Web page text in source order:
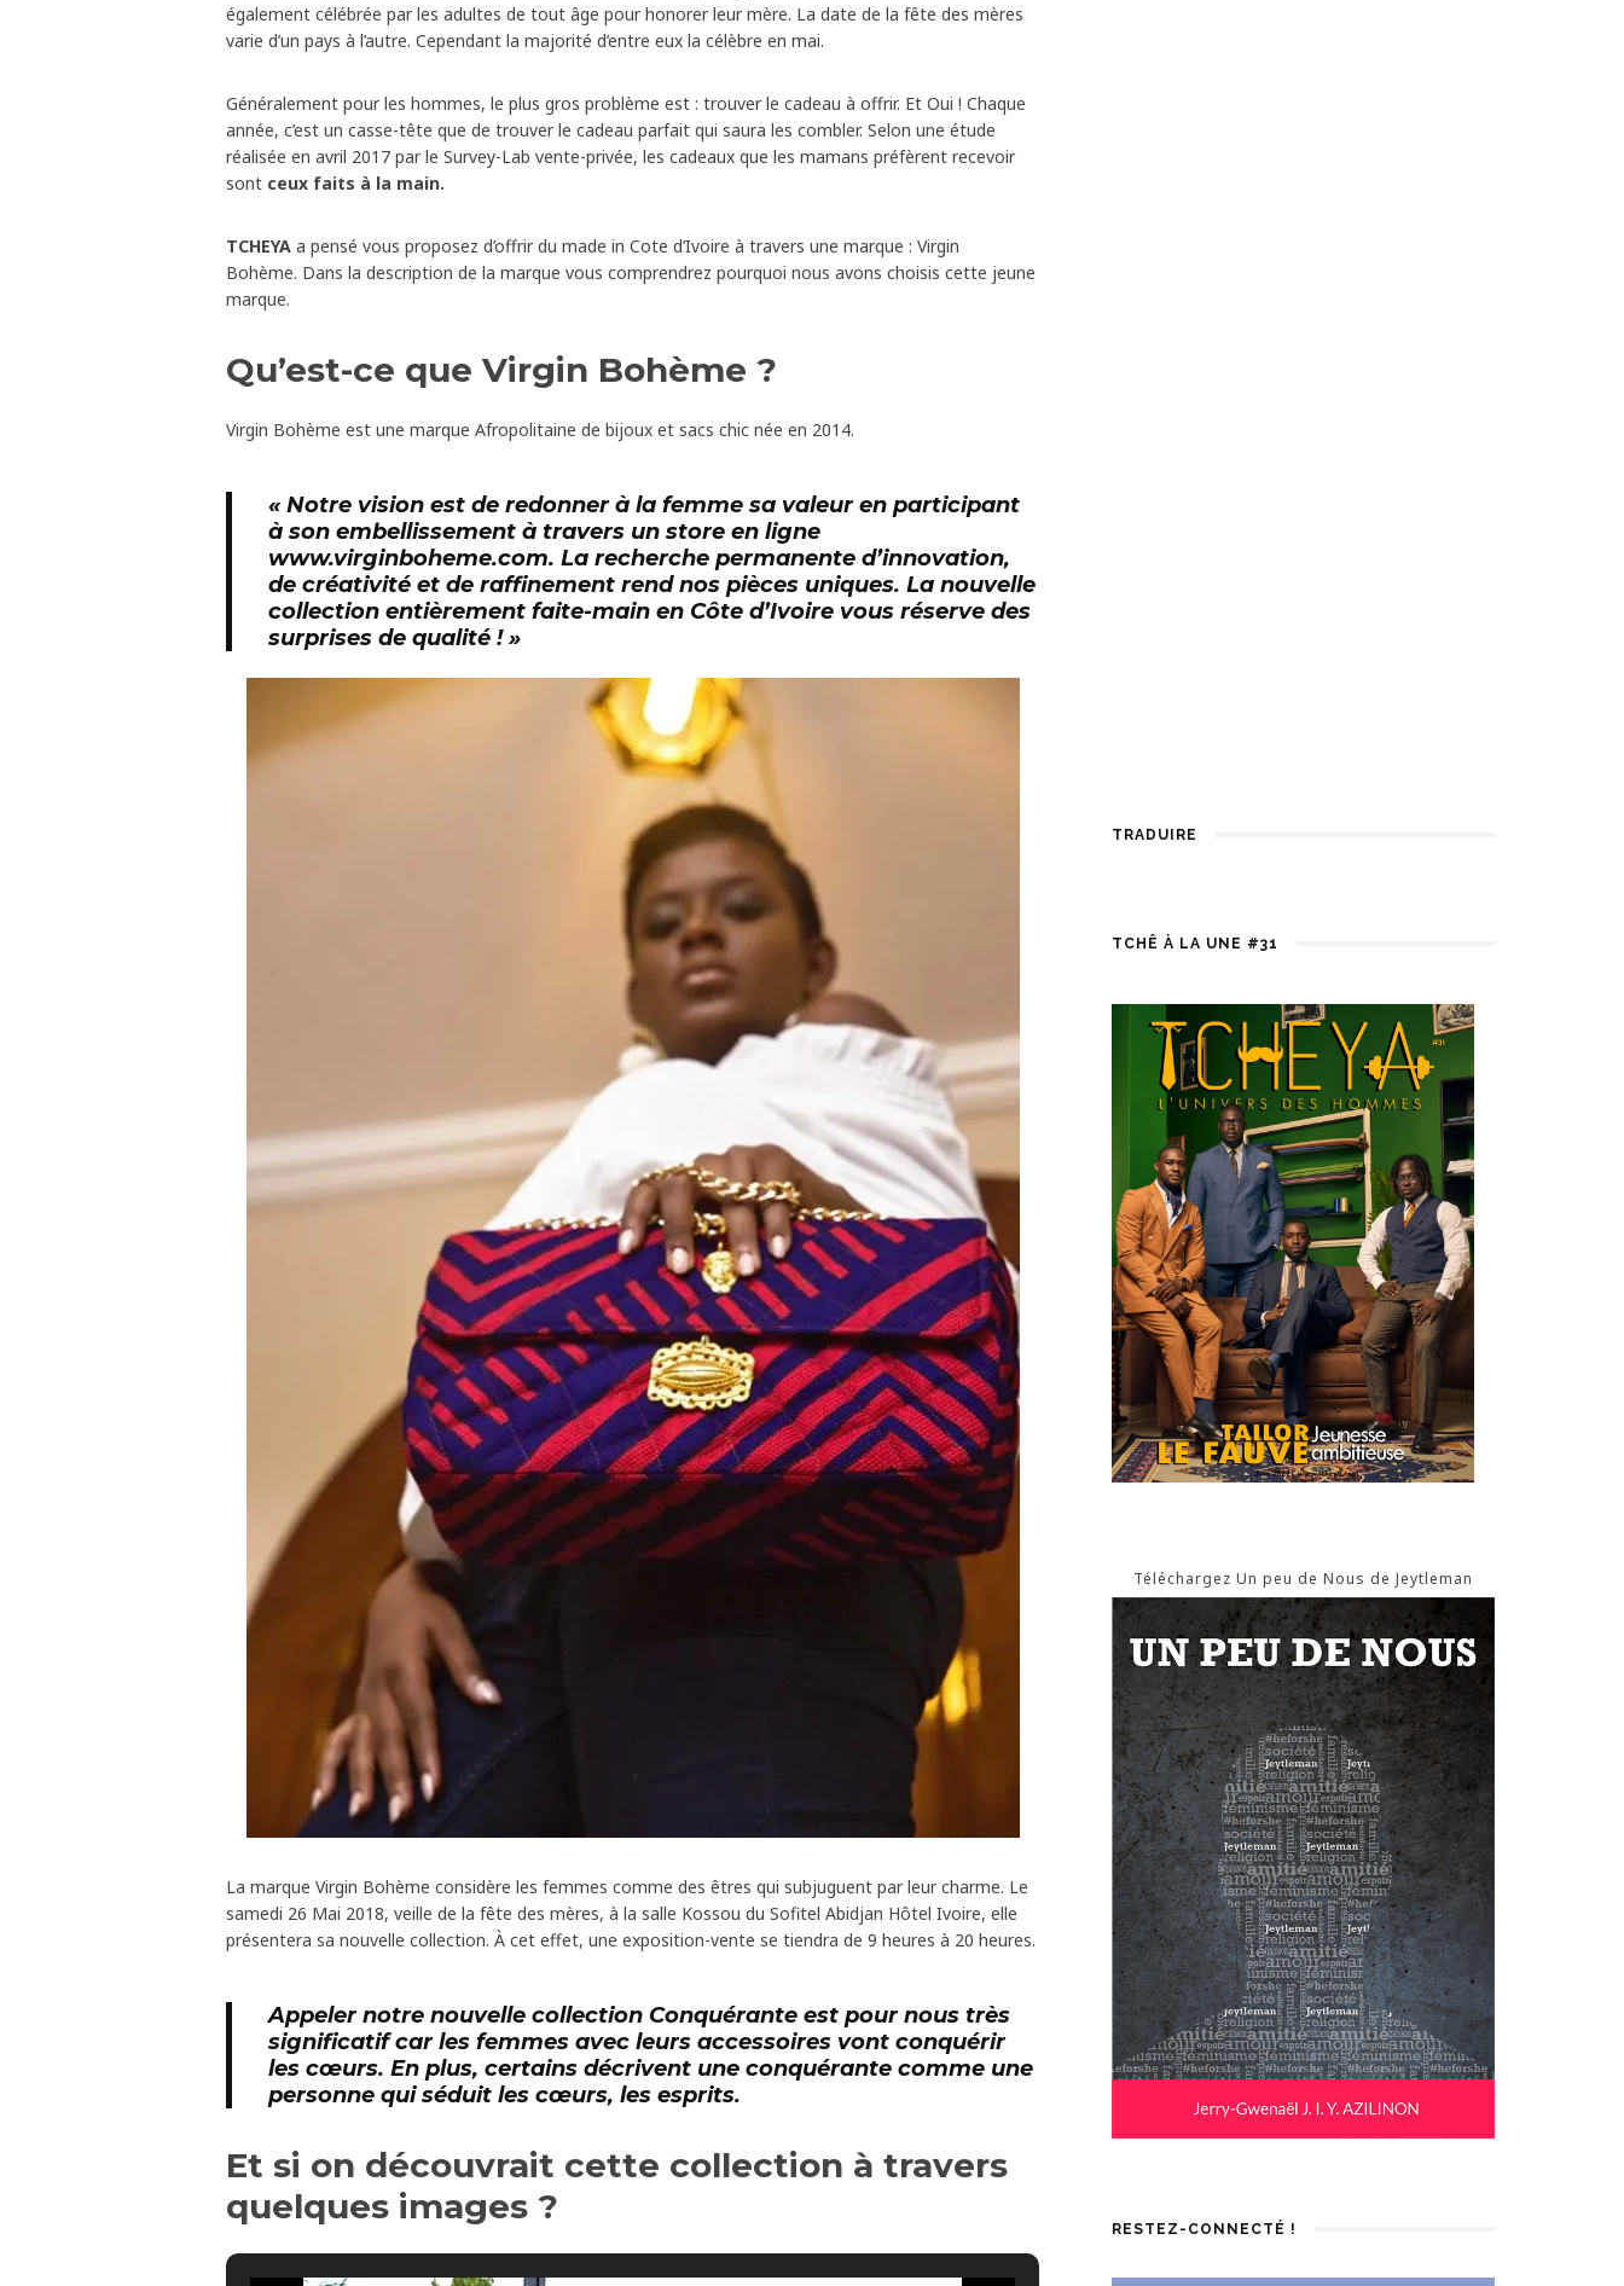
également célébrée par les adultes de tout âge pour honorer leur mère. La date de la fête des mères
varie d’un pays à l’autre. Cependant la majorité d’entre eux la célèbre en mai.
Généralement pour les hommes, le plus gros problème est : trouver le cadeau à offrir. Et Oui ! Chaque
année, c’est un casse-tête que de trouver le cadeau parfait qui saura les combler. Selon une étude
réalisée en avril 2017 par le Survey-Lab vente-privée, les cadeaux que les mamans préfèrent recevoir
sont ceux faits à la main.
TCHEYA a pensé vous proposez d’offrir du made in Cote d’Ivoire à travers une marque : Virgin
Bohème. Dans la description de la marque vous comprendrez pourquoi nous avons choisis cette jeune
marque.
Qu’est-ce que Virgin Bohème ?
Virgin Bohème est une marque Afropolitaine de bijoux et sacs chic née en 2014.
« Notre vision est de redonner à la femme sa valeur en participant
à son embellissement à travers un store en ligne
www.virginboheme.com. La recherche permanente d’innovation,
de créativité et de raffinement rend nos pièces uniques. La nouvelle
collection entièrement faite-main en Côte d’Ivoire vous réserve des
surprises de qualité ! »
La marque Virgin Bohème considère les femmes comme des êtres qui subjuguent par leur charme. Le
samedi 26 Mai 2018, veille de la fête des mères, à la salle Kossou du Sofitel Abidjan Hôtel Ivoire, elle
présentera sa nouvelle collection. À cet effet, une exposition-vente se tiendra de 9 heures à 20 heures.
Appeler notre nouvelle collection Conquérante est pour nous très
significatif car les femmes avec leurs accessoires vont conquérir
les cœurs. En plus, certains décrivent une conquérante comme une
personne qui séduit les cœurs, les esprits.
Et si on découvrait cette collection à travers
quelques images ?
TRADUIRE
TCHÊ À LA UNE #31
Téléchargez Un peu de Nous de Jeytleman
RESTEZ-CONNECTÉ !